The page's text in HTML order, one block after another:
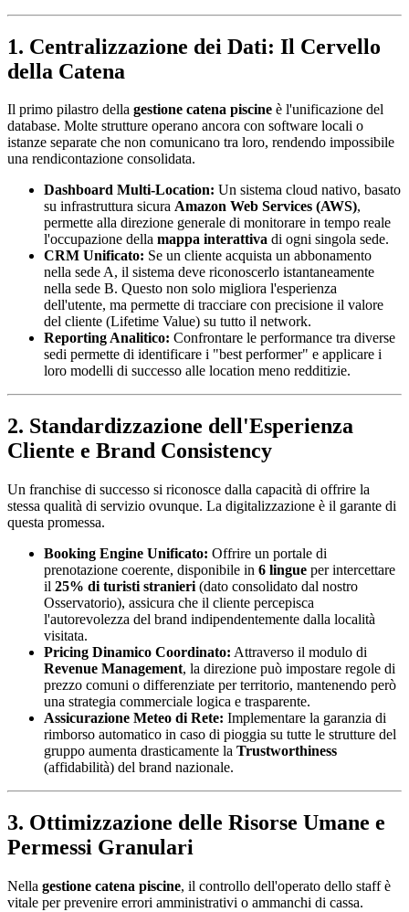
1. Centralizzazione dei Dati: Il Cervello
della Catena
Il primo pilastro della gestione catena piscine è l'unificazione del
database. Molte strutture operano ancora con software locali o
istanze separate che non comunicano tra loro, rendendo impossibile
una rendicontazione consolidata.
Dashboard Multi-Location: Un sistema cloud nativo, basato
su infrastruttura sicura Amazon Web Services (AWS),
permette alla direzione generale di monitorare in tempo reale
l'occupazione della mappa interattiva di ogni singola sede.
CRM Unificato: Se un cliente acquista un abbonamento
nella sede A, il sistema deve riconoscerlo istantaneamente
nella sede B. Questo non solo migliora l'esperienza
dell'utente, ma permette di tracciare con precisione il valore
del cliente (Lifetime Value) su tutto il network.
Reporting Analitico: Confrontare le performance tra diverse
sedi permette di identificare i "best performer" e applicare i
loro modelli di successo alle location meno redditizie.
2. Standardizzazione dell'Esperienza
Cliente e Brand Consistency
Un franchise di successo si riconosce dalla capacità di offrire la
stessa qualità di servizio ovunque. La digitalizzazione è il garante di
questa promessa.
Booking Engine Unificato: Offrire un portale di
prenotazione coerente, disponibile in 6 lingue per intercettare
il 25% di turisti stranieri (dato consolidato dal nostro
Osservatorio), assicura che il cliente percepisca
l'autorevolezza del brand indipendentemente dalla località
visitata.
Pricing Dinamico Coordinato: Attraverso il modulo di
Revenue Management, la direzione può impostare regole di
prezzo comuni o differenziate per territorio, mantenendo però
una strategia commerciale logica e trasparente.
Assicurazione Meteo di Rete: Implementare la garanzia di
rimborso automatico in caso di pioggia su tutte le strutture del
gruppo aumenta drasticamente la Trustworthiness
(affidabilità) del brand nazionale.
3. Ottimizzazione delle Risorse Umane e
Permessi Granulari
Nella gestione catena piscine, il controllo dell'operato dello staff è
vitale per prevenire errori amministrativi o ammanchi di cassa.